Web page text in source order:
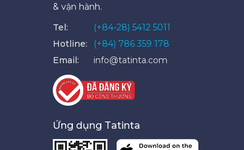
& vận hành.
Tel:
(+84-28) 5412 5011
Hotline:
(+84) 786 359 178
Email:
info@tatinta.com
Ứng dụng Tatinta